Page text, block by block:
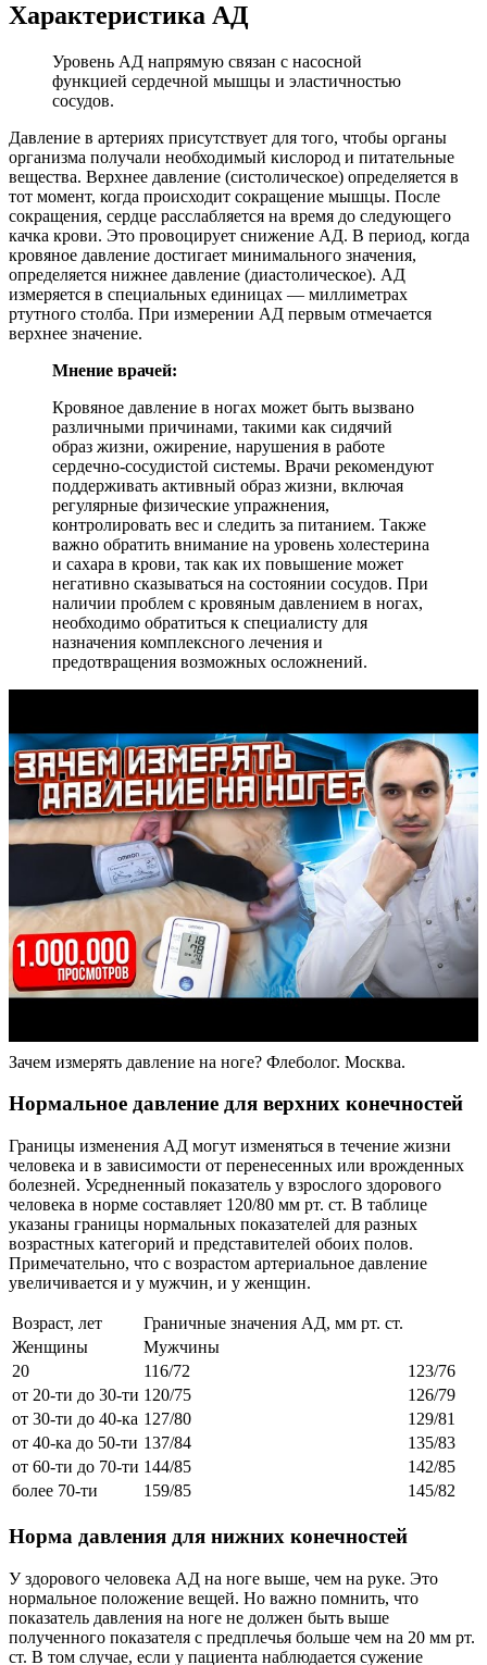
Характеристика АД
Уровень АД напрямую связан с насосной
функцией сердечной мышцы и эластичностью
сосудов.
Давление в артериях присутствует для того, чтобы органы
организма получали необходимый кислород и питательные
вещества. Верхнее давление (систолическое) определяется в
тот момент, когда происходит сокращение мышцы. После
сокращения, сердце расслабляется на время до следующего
качка крови. Это провоцирует снижение АД. В период, когда
кровяное давление достигает минимального значения,
определяется нижнее давление (диастолическое). АД
измеряется в специальных единицах — миллиметрах
ртутного столба. При измерении АД первым отмечается
верхнее значение.
Мнение врачей:
Кровяное давление в ногах может быть вызвано
различными причинами, такими как сидячий
образ жизни, ожирение, нарушения в работе
сердечно-сосудистой системы. Врачи рекомендуют
поддерживать активный образ жизни, включая
регулярные физические упражнения,
контролировать вес и следить за питанием. Также
важно обратить внимание на уровень холестерина
и сахара в крови, так как их повышение может
негативно сказываться на состоянии сосудов. При
наличии проблем с кровяным давлением в ногах,
необходимо обратиться к специалисту для
назначения комплексного лечения и
предотвращения возможных осложнений.
Зачем измерять давление на ноге? Флеболог. Москва.
Нормальное давление для верхних конечностей
Границы изменения АД могут изменяться в течение жизни
человека и в зависимости от перенесенных или врожденных
болезней. Усредненный показатель у взрослого здорового
человека в норме составляет 120/80 мм рт. ст. В таблице
указаны границы нормальных показателей для разных
возрастных категорий и представителей обоих полов.
Примечательно, что с возрастом артериальное давление
увеличивается и у мужчин, и у женщин.
Возраст, лет
Граничные значения АД, мм рт. ст.
Женщины
Мужчины
20
116/72
123/76
от 20-ти до 30-ти 120/75
126/79
от 30-ти до 40-ка 127/80
129/81
от 40-ка до 50-ти 137/84
135/83
от 60-ти до 70-ти 144/85
142/85
более 70-ти
159/85 145/82
Норма давления для нижних конечностей
У здорового человека АД на ноге выше, чем на руке. Это
нормальное положение вещей. Но важно помнить, что
показатель давления на ноге не должен быть выше
полученного показателя с предплечья больше чем на 20 мм рт.
ст. В том случае, если у пациента наблюдается сужение